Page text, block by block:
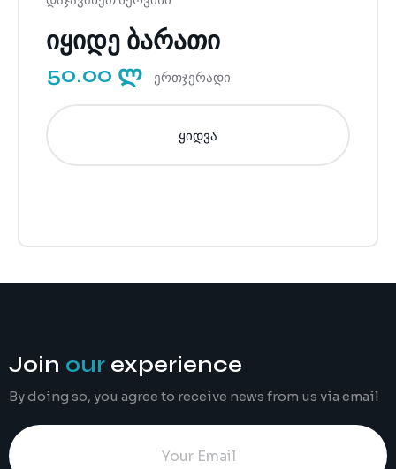
იყიდე ბარათი
50.00 ლ ერთჯერადი
ყიდვა
Join our experience
By doing so, you agree to receive news from us via email